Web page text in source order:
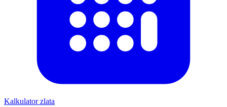
Kalkulator zlata